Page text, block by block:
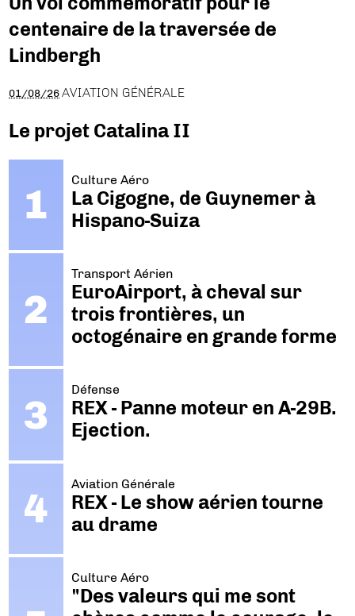
centenaire de la traversée de
Lindbergh
01/08/26 AVIATION GÉNÉRALE
Le projet Catalina II
Culture Aéro
La Cigogne, de Guynemer à
Hispano-Suiza
Transport Aérien
EuroAirport, à cheval sur
trois frontières, un
octogénaire en grande forme
Défense
REX - Panne moteur en A-29B.
Ejection.
Aviation Générale
REX - Le show aérien tourne
au drame
Culture Aéro
"Des valeurs qui me sont